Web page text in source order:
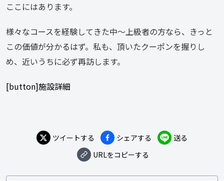
ここにはあります。
様々なコースを経験してきた中〜上級者の方なら、きっと
この価値が分かるはず。私も、頂いたクーポンを握りし
め、近いうちに必ず再訪します。
[button]施設詳細
ツイートする シェアする
送る
URLをコピーする